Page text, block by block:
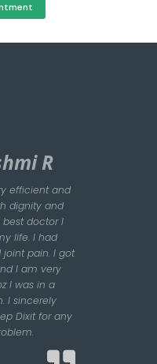
R
efficient and
dignity and
best doctor I
life. I had
pain. I got
I am very
I was in a
I sincerely
Dixit for any